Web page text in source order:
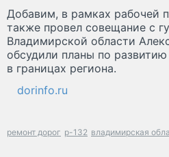
Добавим, в рамках рабочей
также провел совещание с
Владимирской области
обсудили планы по
в границах региона.
dorinfo.ru
ремонт дорог р-132 владимирская